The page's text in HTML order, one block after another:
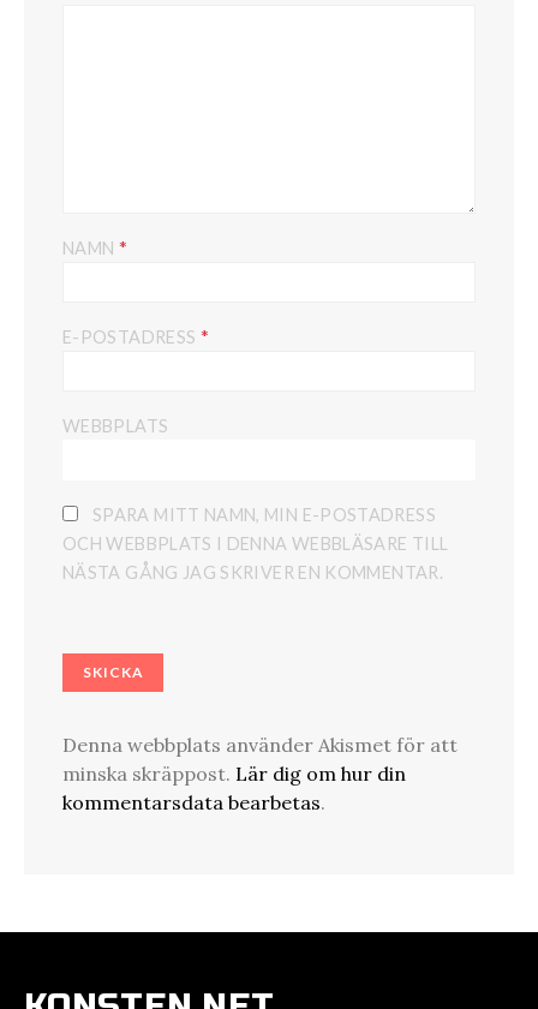
NAMN *
E-POSTADRESS *
WEBBPLATS
SPARA MITT NAMN, MIN E-POSTADRESS
OCH WEBBPLATS I DENNA WEBBLÄSARE TILL
NÄSTA GÅNG JAG SKRIVER EN KOMMENTAR.
Denna webbplats använder Akismet för att
minska skräppost. Lär dig om hur din
kommentarsdata bearbetas.